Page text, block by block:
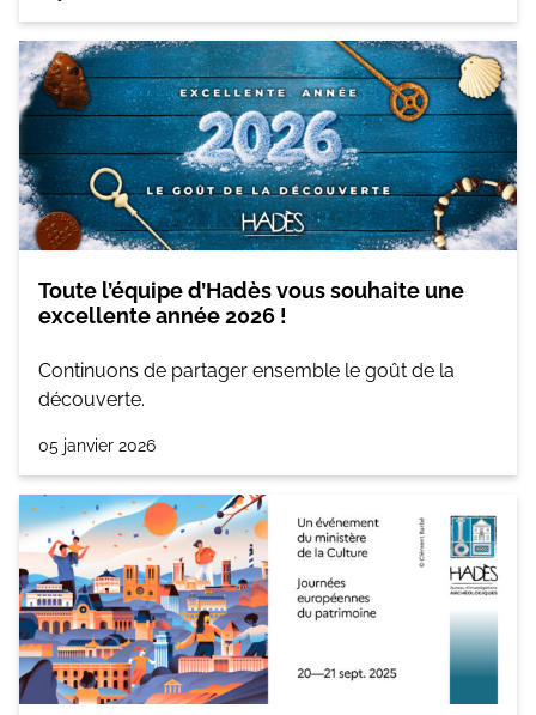
Toute l’équipe d’Hadès vous souhaite une
excellente année 2026 !
Continuons de partager ensemble le goût de la
découverte.
05 janvier 2026